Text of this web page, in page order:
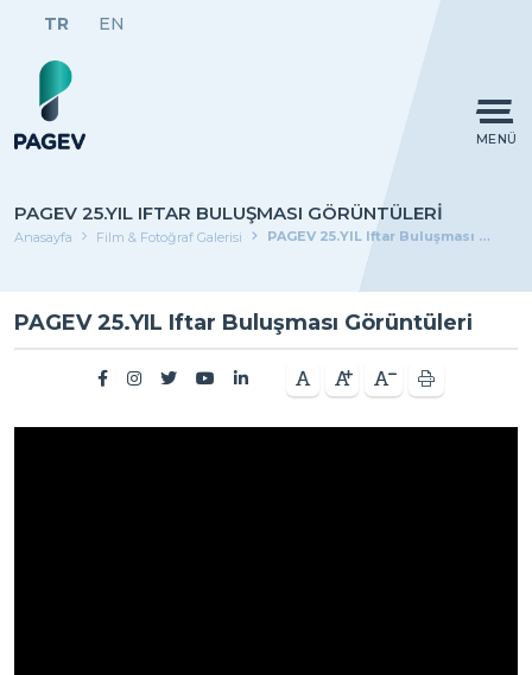
TR EN
MENÜ
PAGEV 25.YIL IFTAR BULUŞMASI GÖRÜNTÜLERI
Anasayfa Film & Fotoğraf Galerisi PAGEV 25.YIL Iftar Buluşması Görüntüleri
PAGEV 25.YIL Iftar Buluşması Görüntüleri